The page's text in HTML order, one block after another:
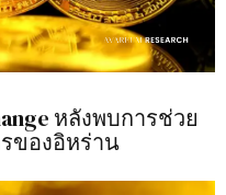
หลังพบการช่วย
ของอิหร่าน